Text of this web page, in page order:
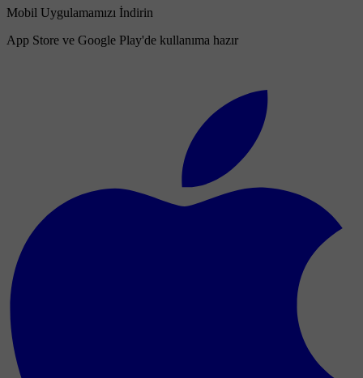
Mobil Uygulamamızı İndirin
App Store ve Google Play'de kullanıma hazır